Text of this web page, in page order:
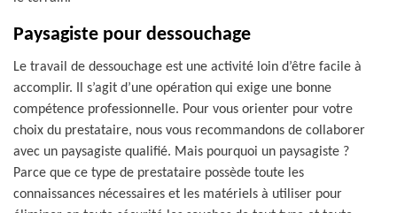
Paysagiste pour dessouchage
Le travail de dessouchage est une activité loin d’être facile à
accomplir. Il s’agit d’une opération qui exige une bonne
compétence professionnelle. Pour vous orienter pour votre
choix du prestataire, nous vous recommandons de collaborer
avec un paysagiste qualifié. Mais pourquoi un paysagiste ?
Parce que ce type de prestataire possède toute les
connaissances nécessaires et les matériels à utiliser pour